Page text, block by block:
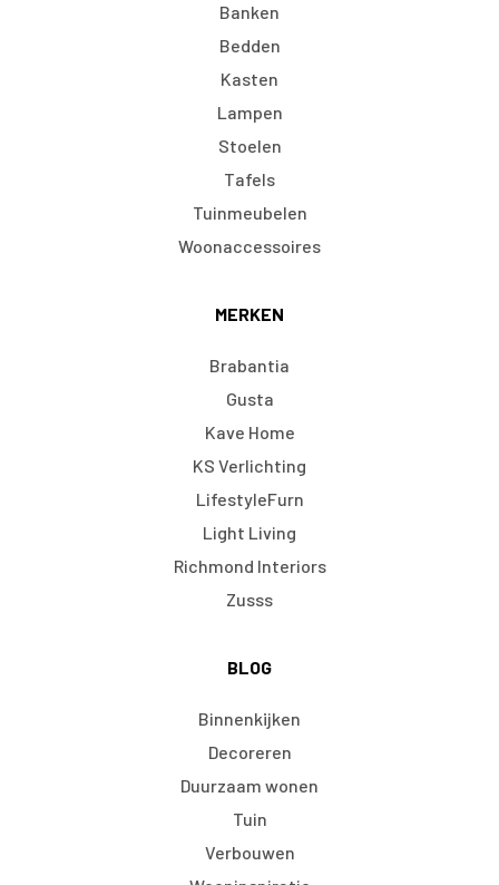
Banken
Bedden
Kasten
Lampen
Stoelen
Tafels
Tuinmeubelen
Woonaccessoires
MERKEN
Brabantia
Gusta
Kave Home
KS Verlichting
LifestyleFurn
Light Living
Richmond Interiors
Zusss
BLOG
Binnenkijken
Decoreren
Duurzaam wonen
Tuin
Verbouwen